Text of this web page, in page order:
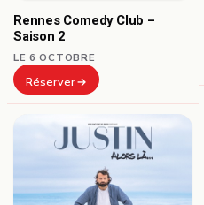
Rennes Comedy Club –
Saison 2
LE 6 OCTOBRE
Réserver